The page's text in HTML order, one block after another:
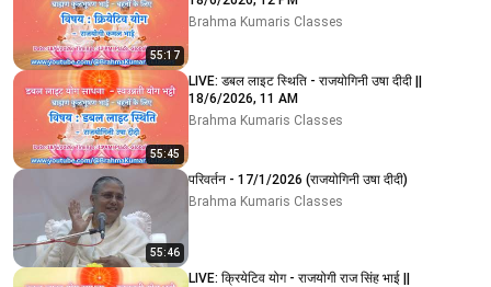
55:17
Brahma Kumaris Classes
55:45
LIVE: डबल लाइट स्थिति - राजयोगिनी उषा दीदी ||
18/6/2026, 11 AM
Brahma Kumaris Classes
55:46
परिवर्तन - 17/1/2026 (राजयोगिनी उषा दीदी)
Brahma Kumaris Classes
LIVE: क्रियेटिव योग - राजयोगी राज सिंह भाई ||